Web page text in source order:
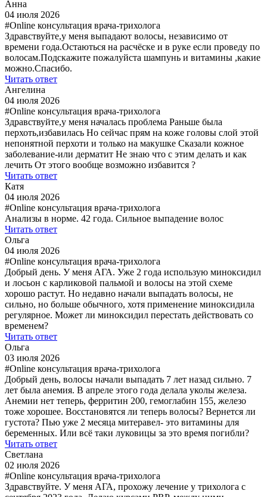
Анна
04 июля 2026
#Online консультация врача-трихолога
Здравствуйте,у меня выпадают волосы, независимо от
времени года.Остаються на расчёске и в руке если проведу по
волосам.Подскажите пожалуйста шампунь и витамины ,какие
можно.Спасибо.
Читать ответ
Ангелина
04 июля 2026
#Online консультация врача-трихолога
Здравствуйте,у меня началась проблема Раньше была
перхоть,избавилась Но сейчас прям на коже головы слой этой
непонятной перхоти и только на макушке Сказали кожное
заболевание-или дерматит Не знаю что с этим делать и как
лечить От этого вообще возможно избавится ?
Читать ответ
Катя
04 июля 2026
#Online консультация врача-трихолога
Анализы в норме. 42 года. Сильное выпадение волос
Читать ответ
Ольга
04 июля 2026
#Online консультация врача-трихолога
Добрый день. У меня АГА. Уже 2 года использую миноксидил
и лосьон с карликовой пальмой и волосы на этой схеме
хорошо растут. Но недавно начали выпадать волосы, не
сильно, но больше обычного, хотя применение миноксидила
регулярное. Может ли миноксидил перестать действовать со
временем?
Читать ответ
Ольга
03 июля 2026
#Online консультация врача-трихолога
Добрый день, волосы начали выпадать 7 лет назад сильно. 7
лет была анемия. В апреле этого года делала уколы железа.
Анемии нет теперь, ферритин 200, гемоглабин 155, железо
тоже хорошее. Восстановятся ли теперь волосы? Вернется ли
густота? Пью уже 2 месяца митеравел- это витамины для
беременных. Или всё таки луковицы за это время погибли?
Читать ответ
Светлана
02 июля 2026
#Online консультация врача-трихолога
Здравствуйте. У меня АГА, прохожу лечение у трихолога с